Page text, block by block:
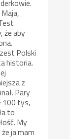
że aby
Polski
historia.
z
Pary
100 tys,
to
My
ja mam